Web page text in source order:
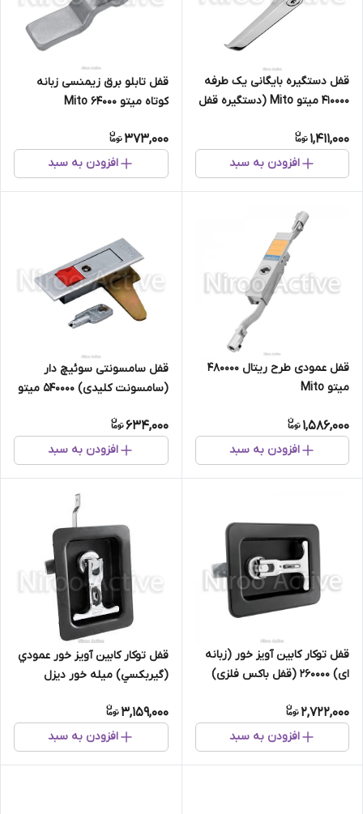
قفل دستگیره بایگانی یک طرفه
۴۱۰۰۰۰ میتو Mito (دستگیره قفل
1,411,000
افزودن به سبد
قفل تابلو برق زیمنسی زبانه
کوتاه میتو Mito 64000
373,000
افزودن به سبد
قفل عمودی طرح ریتال 480000
میتو Mito
1,586,000
افزودن به سبد
قفل سامسونتی سوئیچ دار
(سامسونت کلیدی) 540000 میتو
634,000
افزودن به سبد
قفل توکار کابین آویز خور (زبانه
ای) 260000 (قفل باکس فلزی)
2,722,000
افزودن به سبد
قفل توكار کابین آويز خور عمودي
(گيربكسي) میله خور دیزل
3,159,000
افزودن به سبد